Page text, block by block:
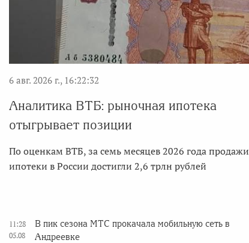
6 авг. 2026 г., 16:22:32
Аналитика ВТБ: рыночная ипотека
отыгрывает позиции
По оценкам ВТБ, за семь месяцев 2026 года продажи
ипотеки в России достигли 2,6 трлн рублей
11:28
05.08
В пик сезона МТС прокачала мобильную сеть в
Андреевке